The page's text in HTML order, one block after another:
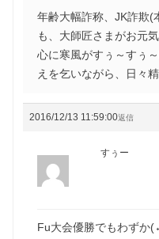
年齢大幅詐称、JK詐欺(
も、大師匠さまがお元
心に寒風がすぅ～すぅ
えを乞いながら、日々
2016/12/13 11:59:00返信
すぅー
Fu大会優勝でもわずか